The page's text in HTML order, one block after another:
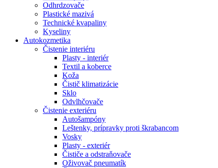
Odhrdzovače
Plastické mazivá
Technické kvapaliny
Kyseliny
Autokozmetika
Čistenie interiéru
Plasty - interiér
Textil a koberce
Koža
Čistič klimatizácie
Sklo
Odvlhčovače
Čistenie exteriéru
Autošampóny
Leštenky, prípravky proti škrabancom
Vosky
Plasty - exteriér
Čističe a odstraňovače
Oživovač pneumatík